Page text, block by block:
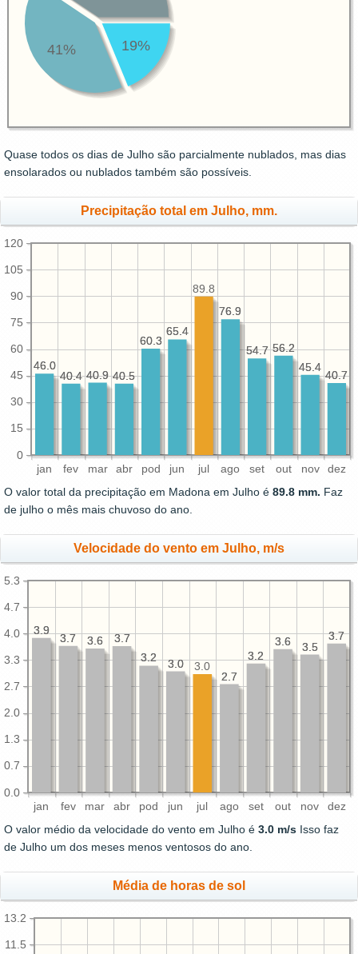
19%
41%
Quase todos os dias de Julho são parcialmente nublados, mas dias
ensolarados ou nublados também são possíveis.
Precipitação total em Julho, mm.
jan fev mar abr pod jun jul ago set out nov dez
0
15
30
45
60
75
90
105
120
40.7
45.4
56.2
54.7
76.9
65.4
60.3
40.5
40.9
40.4
46.0
40.7
45.4
56.2
54.7
76.9
89.8
65.4
60.3
40.5
40.9
40.4
46.0
O valor total da precipitação em Madona em Julho é 89.8 mm. Faz
de julho o mês mais chuvoso do ano.
Velocidade do vento em Julho, m/s
jan fev mar abr pod jun jul ago set out nov dez
0.0
0.7
1.3
2.0
2.7
3.3
4.0
4.7
5.3
3.7
3.5
3.6
3.2
2.7
3.0
3.2
3.7
3.6
3.7
3.9
3.7
3.5
3.6
3.2
2.7
3.0
3.0
3.2
3.7
3.6
3.7
3.9
O valor médio da velocidade do vento em Julho é 3.0 m/s Isso faz
de Julho um dos meses menos ventosos do ano.
Média de horas de sol
11.5
13.2